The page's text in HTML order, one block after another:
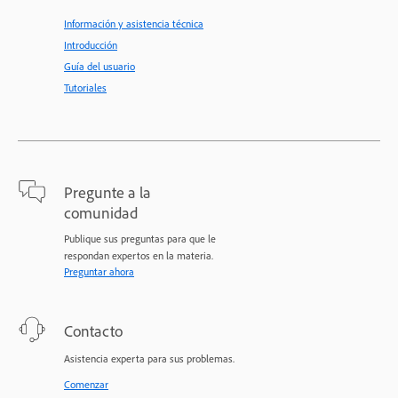
Información y asistencia técnica
Introducción
Guía del usuario
Tutoriales
Pregunte a la
comunidad
Publique sus preguntas para que le
respondan expertos en la materia.
Preguntar ahora
Contacto
Asistencia experta para sus problemas.
Comenzar